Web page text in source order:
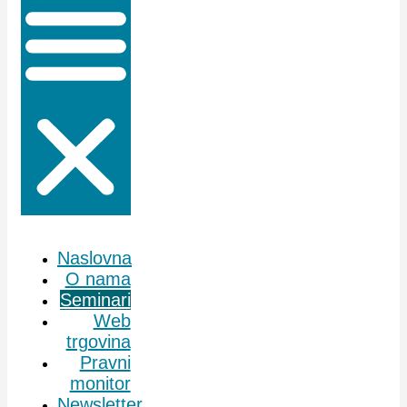
Naslovna
O nama
Seminari
Web
trgovina
Pravni
monitor